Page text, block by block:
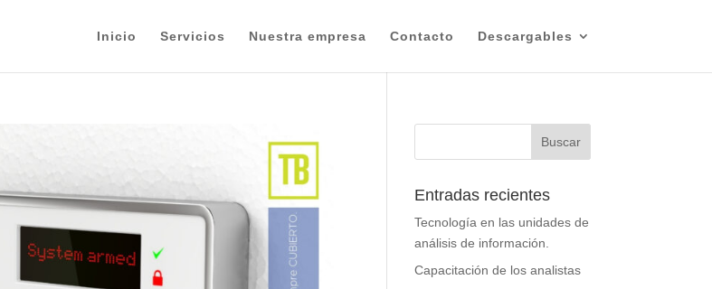
Inicio Servicios Nuestra empresa Contacto Descargables
Entradas recientes
Tecnología en las unidades de
análisis de información.
Capacitación de los analistas